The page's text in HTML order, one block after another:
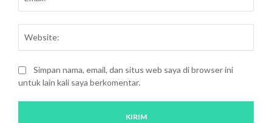
Simpan nama, email, dan situs web saya di browser ini
untuk lain kali saya berkomentar.